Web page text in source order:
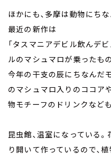
ほかにも、多摩は動物にち
最近の新作は
「タスマニアデビル飲んデ
ルのマシュマロが乗ったも
今年の干支の辰にちなんだ
のマシュマロ入りのココア
物モチーフのドリンクなど
昆虫館、温室になっている
り開いて作っているので、